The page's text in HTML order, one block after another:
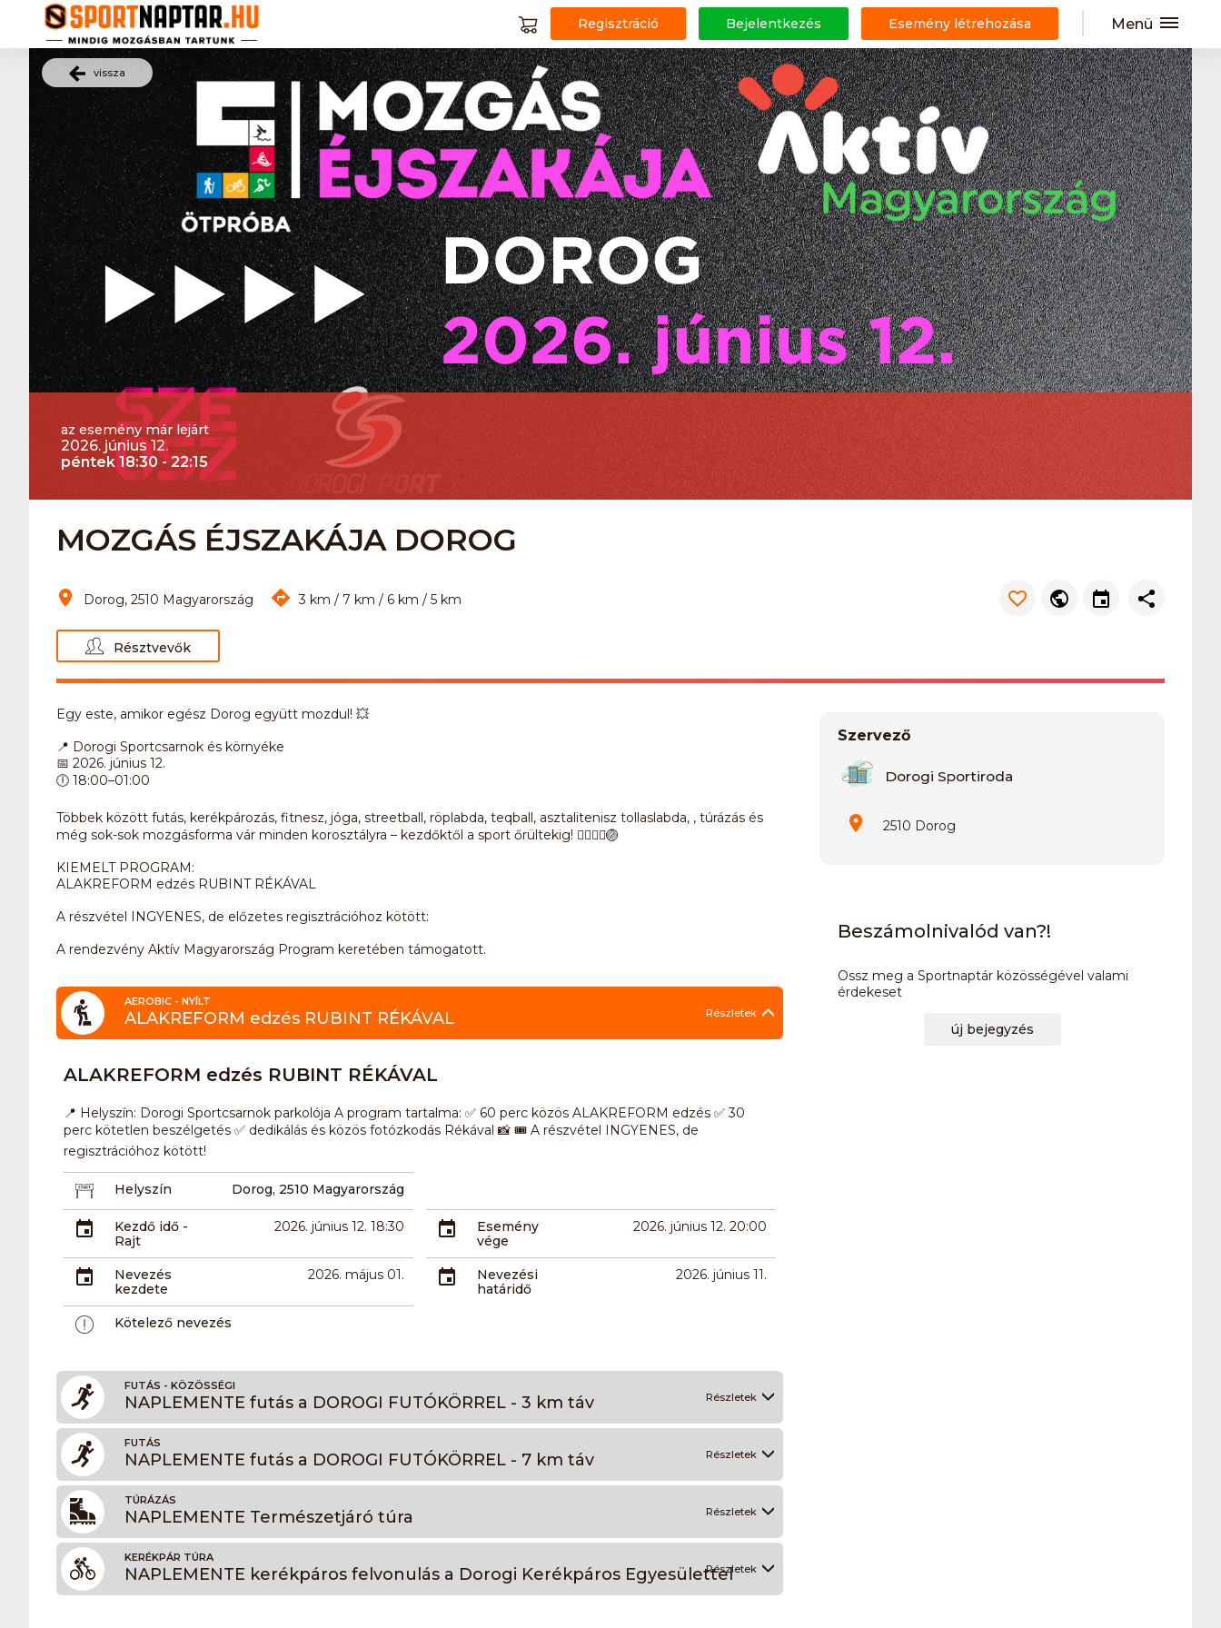
Regisztráció Bejelentkezés Esemény létrehozása Menü
vissza
az esemény már lejárt
2026. június 12.
péntek 18:30 - 22:15
MOZGÁS ÉJSZAKÁJA DOROG
Dorog, 2510 Magyarország 3 km / 7 km / 6 km / 5 km
Résztvevők
Egy este, amikor egész Dorog együtt mozdul! 💥
📍 Dorogi Sportcsarnok és környéke
📅 2026. június 12.
🕕 18:00–01:00
Többek között futás, kerékpározás, fitnesz, jóga, streetball, röplabda, teqball, asztalitenisz tollaslabda, , túrázás és
még sok-sok mozgásforma vár minden korosztályra – kezdőktől a sport őrültekig! 🏃‍♀️🚴‍♂️🏐
KIEMELT PROGRAM:
ALAKREFORM edzés RUBINT RÉKÁVAL
A részvétel INGYENES, de előzetes regisztrációhoz kötött:
A rendezvény Aktív Magyarország Program keretében támogatott.
AEROBIC - NYÍLT
ALAKREFORM edzés RUBINT RÉKÁVAL Részletek
ALAKREFORM edzés RUBINT RÉKÁVAL
📍 Helyszín: Dorogi Sportcsarnok parkolója A program tartalma: ✅ 60 perc közös ALAKREFORM edzés ✅ 30
perc kötetlen beszélgetés ✅ dedikálás és közös fotózkodás Rékával 📸 🎟️ A részvétel INGYENES, de
regisztrációhoz kötött!
Helyszín Dorog, 2510 Magyarország
Kezdő idő -
Rajt
2026. június 12. 18:30
Esemény
vége
2026. június 12. 20:00
Nevezés
kezdete
2026. május 01.
Nevezési
határidő
2026. június 11.
Kötelező nevezés
FUTÁS - KÖZÖSSÉGI
NAPLEMENTE futás a DOROGI FUTÓKÖRREL - 3 km táv Részletek
FUTÁS
NAPLEMENTE futás a DOROGI FUTÓKÖRREL - 7 km táv Részletek
TÚRÁZÁS
NAPLEMENTE Természetjáró túra Részletek
KERÉKPÁR TÚRA
NAPLEMENTE kerékpáros felvonulás a Dorogi Kerékpáros EgyesülettelRészletek
Szervező
Dorogi Sportiroda
2510 Dorog
Beszámolnivalód van?!
Ossz meg a Sportnaptár közösségével valami
érdekeset
új bejegyzés